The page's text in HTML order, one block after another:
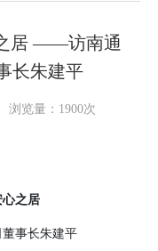
居 ——访南通
长朱建平
浏览量：1900次
之居
事长朱建平